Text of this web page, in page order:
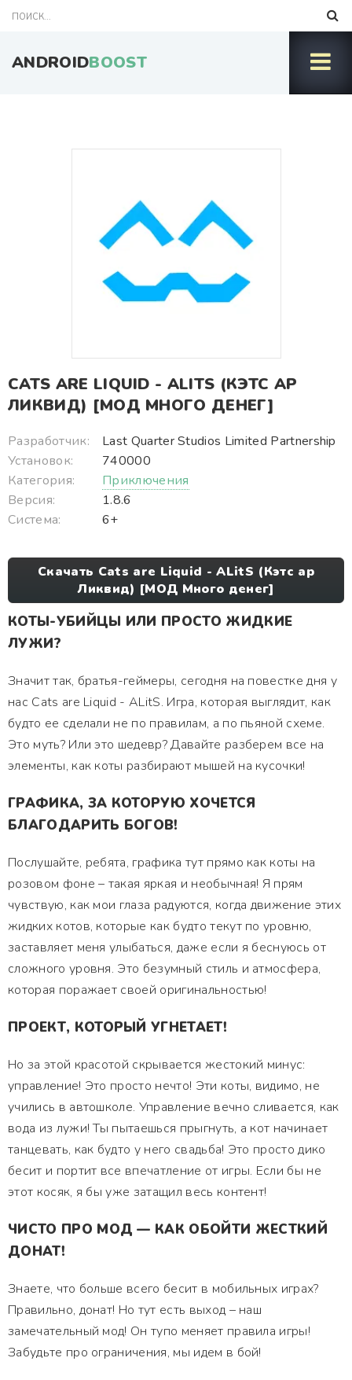
ANDROIDBOOST
CATS ARE LIQUID - ALITS (КЭТС АР
ЛИКВИД) [МОД МНОГО ДЕНЕГ]
Разработчик:
Last Quarter Studios Limited Partnership
Установок:
740000
Категория:
Приключения
Версия:
1.8.6
Система:
6+
Скачать Cats are Liquid - ALitS (Кэтс ар
Ликвид) [МОД Много денег]
КОТЫ-УБИЙЦЫ ИЛИ ПРОСТО ЖИДКИЕ
ЛУЖИ?
Значит так, братья-геймеры, сегодня на повестке дня у
нас Cats are Liquid - ALitS. Игра, которая выглядит, как
будто ее сделали не по правилам, а по пьяной схеме.
Это муть? Или это шедевр? Давайте разберем все на
элементы, как коты разбирают мышей на кусочки!
ГРАФИКА, ЗА КОТОРУЮ ХОЧЕТСЯ
БЛАГОДАРИТЬ БОГОВ!
Послушайте, ребята, графика тут прямо как коты на
розовом фоне – такая яркая и необычная! Я прям
чувствую, как мои глаза радуются, когда движение этих
жидких котов, которые как будто текут по уровню,
заставляет меня улыбаться, даже если я беснуюсь от
сложного уровня. Это безумный стиль и атмосфера,
которая поражает своей оригинальностью!
ПРОЕКТ, КОТОРЫЙ УГНЕТАЕТ!
Но за этой красотой скрывается жестокий минус:
управление! Это просто нечто! Эти коты, видимо, не
учились в автошколе. Управление вечно сливается, как
вода из лужи! Ты пытаешься прыгнуть, а кот начинает
танцевать, как будто у него свадьба! Это просто дико
бесит и портит все впечатление от игры. Если бы не
этот косяк, я бы уже затащил весь контент!
ЧИСТО ПРО МОД — КАК ОБОЙТИ ЖЕСТКИЙ
ДОНАТ!
Знаете, что больше всего бесит в мобильных играх?
Правильно, донат! Но тут есть выход – наш
замечательный мод! Он тупо меняет правила игры!
Забудьте про ограничения, мы идем в бой!